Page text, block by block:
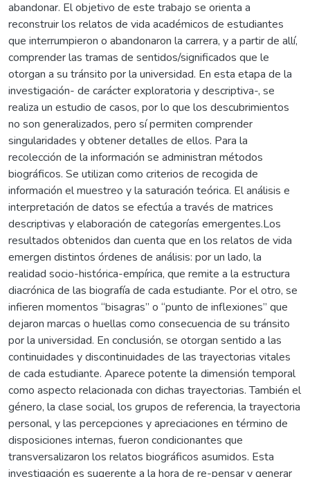
abandonar. El objetivo de este trabajo se orienta a
reconstruir los relatos de vida académicos de estudiantes
que interrumpieron o abandonaron la carrera, y a partir de allí,
comprender las tramas de sentidos/significados que le
otorgan a su tránsito por la universidad. En esta etapa de la
investigación- de carácter exploratoria y descriptiva-, se
realiza un estudio de casos, por lo que los descubrimientos
no son generalizados, pero sí permiten comprender
singularidades y obtener detalles de ellos. Para la
recolección de la información se administran métodos
biográficos. Se utilizan como criterios de recogida de
información el muestreo y la saturación teórica. El análisis e
interpretación de datos se efectúa a través de matrices
descriptivas y elaboración de categorías emergentes.Los
resultados obtenidos dan cuenta que en los relatos de vida
emergen distintos órdenes de análisis: por un lado, la
realidad socio-histórica-empírica, que remite a la estructura
diacrónica de las biografía de cada estudiante. Por el otro, se
infieren momentos “bisagras” o “punto de inflexiones” que
dejaron marcas o huellas como consecuencia de su tránsito
por la universidad. En conclusión, se otorgan sentido a las
continuidades y discontinuidades de las trayectorias vitales
de cada estudiante. Aparece potente la dimensión temporal
como aspecto relacionada con dichas trayectorias. También el
género, la clase social, los grupos de referencia, la trayectoria
personal, y las percepciones y apreciaciones en término de
disposiciones internas, fueron condicionantes que
transversalizaron los relatos biográficos asumidos. Esta
investigación es sugerente a la hora de re-pensar y generar